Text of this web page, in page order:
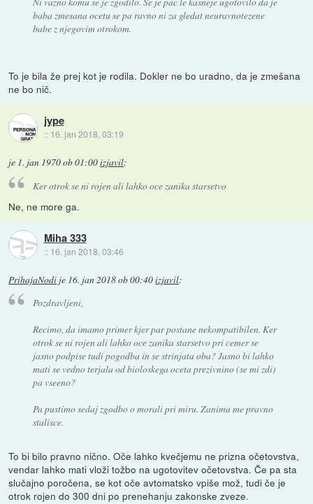
baba zmesana ocetu se pa ravno ni za gledat neuravnotezene
babe z njegovim otrokom.
To je bila že prej kot je rodila. Dokler ne bo uradno, da je zmešana
ne bo nič.
jype
:: 16. jan 2018, 03:19
je 1. jan 1970 ob 01:00izjavil:
Ker otrok se ni rojen ali lahko oce zanika starsetvo
Ne, ne more ga.
Miha 333
:: 16. jan 2018, 03:46
PrihajaNodi je 16. jan 2018 ob 00:40izjavil:
Pozdravljeni,
Recimo, da imamo primer kjer par postane nekompatibilen. Ker
otrok se ni rojen ali lahko oce zanika starsetvo pri cemer se
jasno podpise tudi pogodba in se strinjata oba? Jasno bi lahko
mati se vedno terjala od bioloskega oceta prezivnino (se mi zdi)
pa vseeno?
Pa pustimo sedaj zgodbo o morali pri miru. Zanima me pravno
stalisce.
To bi bilo pravno nično. Oče lahko kvečjemu ne prizna očetovstva,
vendar lahko mati vloži tožbo na ugotovitev očetovstva. Če pa sta
slučajno poročena, se kot oče avtomatsko vpiše mož, tudi če je
otrok rojen do 300 dni po prenehanju zakonske zveze.